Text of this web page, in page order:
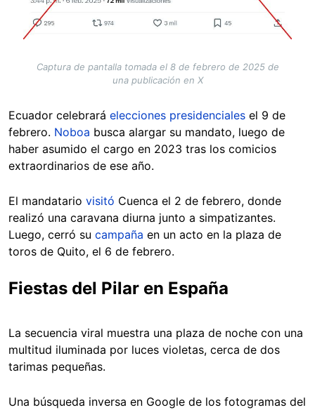
Captura de pantalla tomada el 8 de febrero de 2025 de
una publicación en X
Ecuador celebrará elecciones presidenciales el 9 de
febrero. Noboa busca alargar su mandato, luego de
haber asumido el cargo en 2023 tras los comicios
extraordinarios de ese año.
El mandatario visitó Cuenca el 2 de febrero, donde
realizó una caravana diurna junto a simpatizantes.
Luego, cerró su campaña en un acto en la plaza de
toros de Quito, el 6 de febrero.
Fiestas del Pilar en España
La secuencia viral muestra una plaza de noche con una
multitud iluminada por luces violetas, cerca de dos
tarimas pequeñas.
Una búsqueda inversa en Google de los fotogramas del